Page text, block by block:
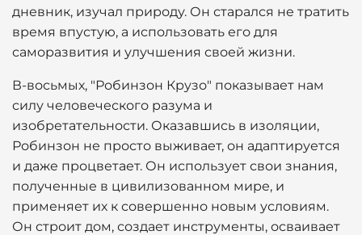
дневник, изучал природу. Он старался не тратить
время впустую, а использовать его для
саморазвития и улучшения своей жизни.
В-восьмых, "Робинзон Крузо" показывает нам
силу человеческого разума и
изобретательности. Оказавшись в изоляции,
Робинзон не просто выживает, он адаптируется
и даже процветает. Он использует свои знания,
полученные в цивилизованном мире, и
применяет их к совершенно новым условиям.
Он строит дом, создает инструменты, осваивает